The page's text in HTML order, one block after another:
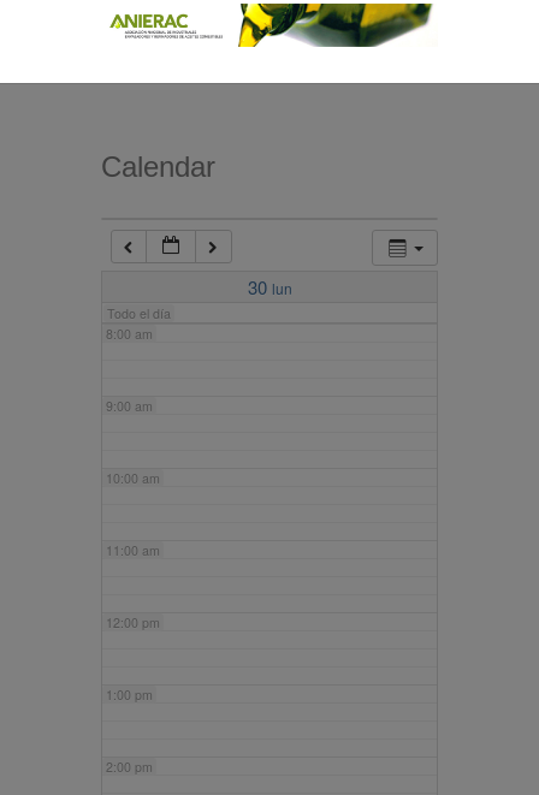
Calendar
30 lun
Todo el día
7:00 am
8:00 am
9:00 am
10:00 am
11:00 am
12:00 pm
1:00 pm
2:00 pm